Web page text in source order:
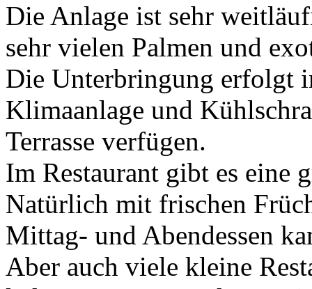
Die Anlage ist sehr
sehr vielen Palmen und
Die Unterbringung erfolgt
Klimaanlage und
Terrasse verfügen.
Im Restaurant gibt es eine
Natürlich mit frischen
Mittag- und Abendessen
Aber auch viele kleine